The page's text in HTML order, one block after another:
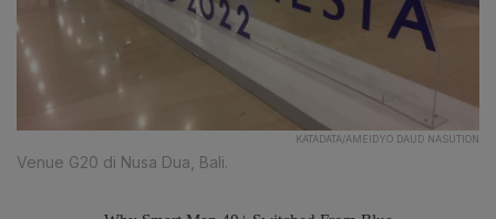
KATADATA/AMEIDYO DAUD NASUTION
Venue G20 di Nusa Dua, Bali.